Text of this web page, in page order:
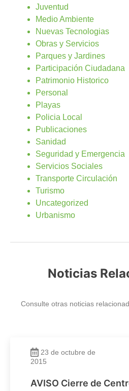
Juventud
Medio Ambiente
Nuevas Tecnologias
Obras y Servicios
Parques y Jardines
Participación Ciudadana
Patrimonio Historico
Personal
Playas
Policia Local
Publicaciones
Sanidad
Seguridad y Emergencia
Servicios Sociales
Transporte Circulación
Turismo
Uncategorized
Urbanismo
Noticias
Consulte otras noticias
23 de octubre de
2015
AVISO Cierre de